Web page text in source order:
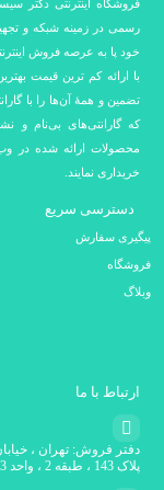
رسمی در زمینه شبکه و
خود پا به عرصه فروش
با ارائه کم ترین قیمت
تضمین و همۀ آن‌ها را با
که گارانتی‌های بی‌نام و
محصولات ارائه شده در
خریداری نمایند.
دسترسی سریع
پیگیری سفارش
فروشگاه
وبلاگ
ارتباط با ما
دفتر فروش: تهران ،
پلاک 143 ، طبقه 2 ، واحد 3